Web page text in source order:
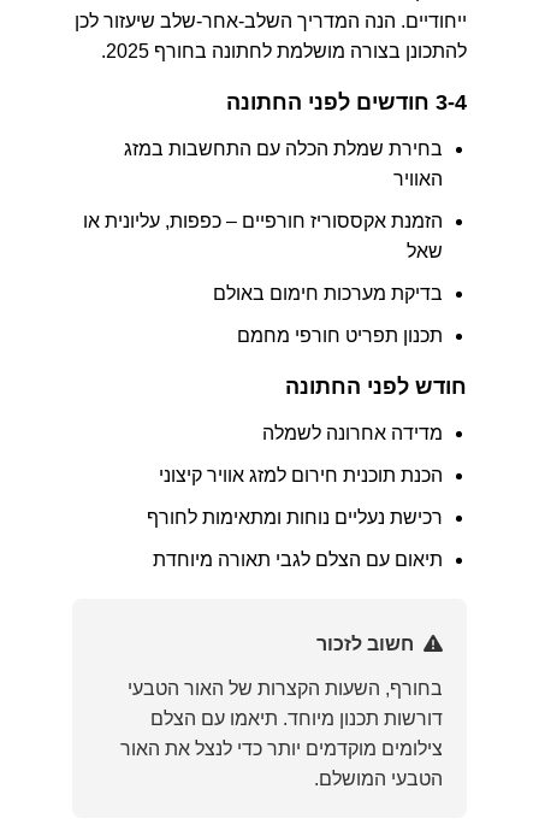
ייחודיים. הנה המדריך השלב-אחר-שלב שיעזור לכן
להתכונן בצורה מושלמת לחתונה בחורף 2025.
3-4 חודשים לפני החתונה
בחירת שמלת הכלה עם התחשבות במזג
האוויר
הזמנת אקססוריז חורפיים – כפפות, עליונית או
שאל
בדיקת מערכות חימום באולם
תכנון תפריט חורפי מחמם
חודש לפני החתונה
מדידה אחרונה לשמלה
הכנת תוכנית חירום למזג אוויר קיצוני
רכישת נעליים נוחות ומתאימות לחורף
תיאום עם הצלם לגבי תאורה מיוחדת
חשוב לזכור
בחורף, השעות הקצרות של האור הטבעי
דורשות תכנון מיוחד. תיאמו עם הצלם
צילומים מוקדמים יותר כדי לנצל את האור
הטבעי המושלם.